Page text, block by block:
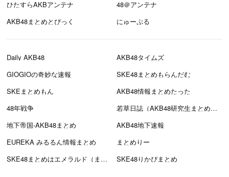
ひたすらAKBアンテナ
48＠アンテナ
AKB48まとめとぴっく
にゅーぷる
Daily AKB48
AKB48タイムズ
GIOGIOの奇妙な速報
SKE48まとめもらんだむ
SKEまとめもん
AKB48情報まとめたった
48年戦争
若草日誌（AKB48研究生まとめブログ）
地下帝国-AKB48まとめ
AKB48地下速報
EUREKA みるるん情報まとめ
まとめりー
SKE48まとめはエメラルド（まとえめ）
SKE48りかぴまとめ